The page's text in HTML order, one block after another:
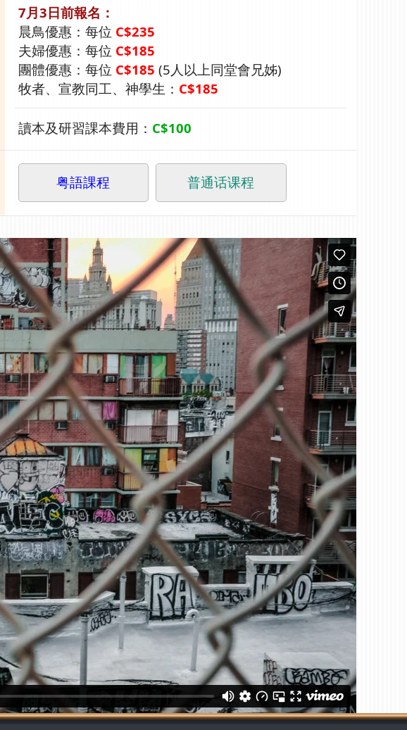
7月3日前報名：
晨鳥優惠： 每位 C$235
夫婦優惠： 每位 C$185
團體優惠：每位 C$185 (5人以上同堂會兄姊)
牧者、宣教同工、神學生： C$185
讀本及研習課本費用： C$100
粤語課程 普通话课程